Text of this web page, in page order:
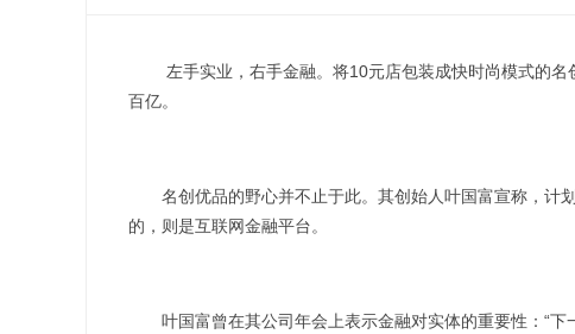
左手实业，右手金融。将10元店包装成快时尚模式的名
百亿。
名创优品的野心并不止于此。其创始人叶国富宣称，计
的，则是互联网金融平台。
叶国富曾在其公司年会上表示金融对实体的重要性：“下